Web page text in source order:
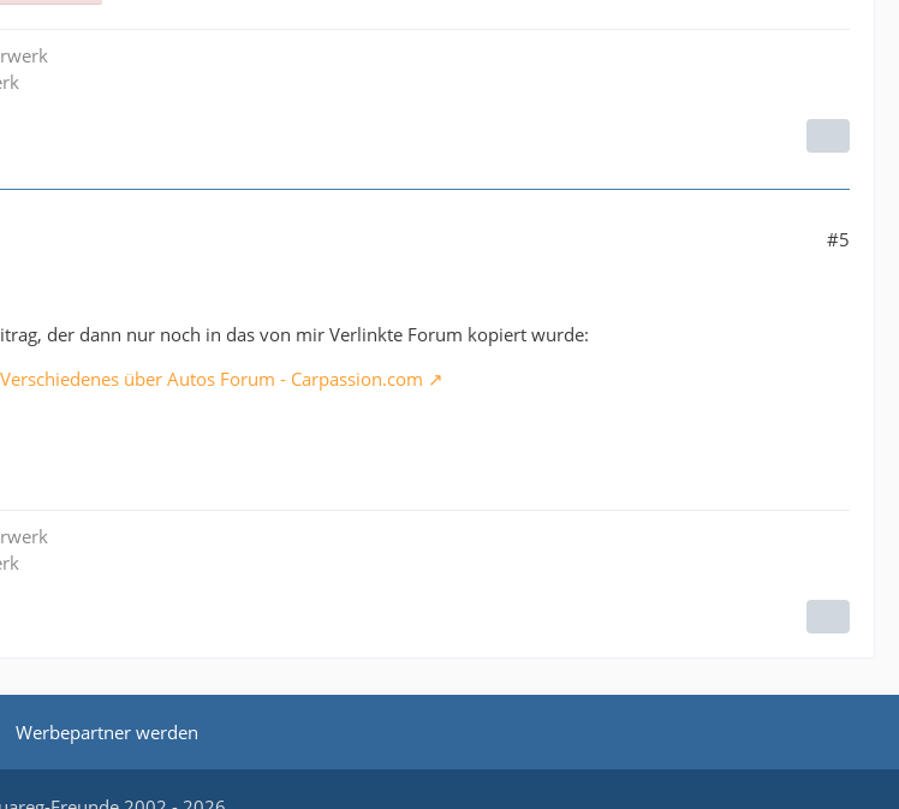
#5
der dann nur noch in das von mir Verlinkte Forum kopiert wurde:
über Autos Forum - Carpassion.com
Werbepartner werden